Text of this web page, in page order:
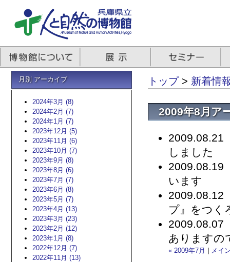
月別 アーカイブ
2024年3月 (8)
2024年2月 (7)
2024年1月 (7)
2023年12月 (5)
2023年11月 (6)
2023年10月 (7)
2023年9月 (8)
2023年8月 (6)
2023年7月 (7)
2023年6月 (8)
2023年5月 (7)
2023年4月 (13)
2023年3月 (23)
2023年2月 (12)
2023年1月 (8)
2022年12月 (7)
2022年11月 (13)
トップ> 新着情
2009年8月ア
2009.08.21
しました
2009.08.19
います
2009.08.12
プ』をつく
2009.08.07
ありますの
« 2009年7月 メイ